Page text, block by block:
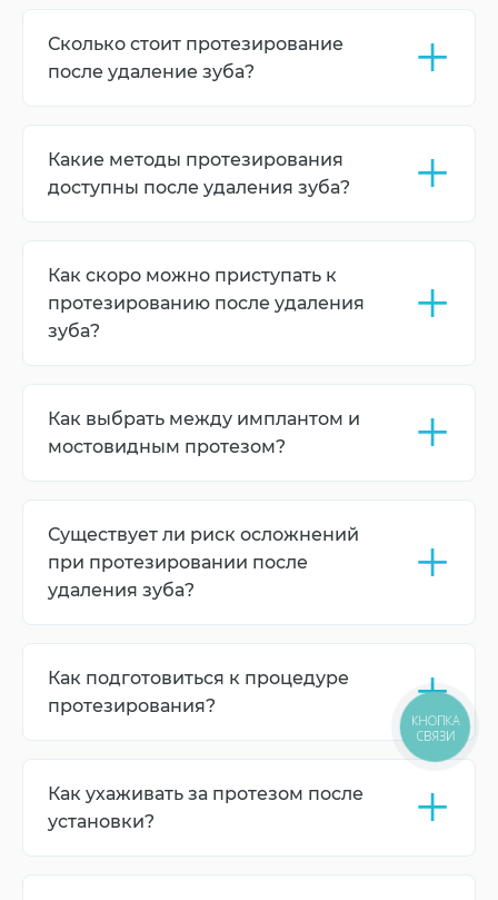
Сколько стоит протезирование
после удаление зуба?
+
составления плана лечения. Но вы можете
приблизительно сориентироваться с
Какие методы протезирования
доступны после удаления зуба?
+
протеза в зависимости от состояния кости и
соседних зубов.
Как скоро можно приступать к
протезированию после удаления
зуба?
+
кость полностью заживут, но сроки могут
варьироваться.
Как выбрать между имплантом и
мостовидным протезом?
+
финансовых возможностей пациента.
Существует ли риск осложнений
при протезировании после
удаления зуба?
+
неполное восстановление функции жевания.
Как подготовиться к процедуре
протезирования?
+
Подготовка включает консультацию с врачом,
костной ткани и выбор оптимального метода
протезирования.
Как ухаживать за протезом после
установки?
+
КНОПКА
СВЯЗИ